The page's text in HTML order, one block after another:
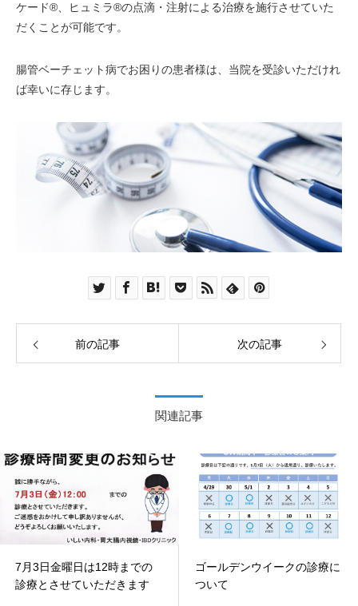
ケード®、ヒュミラ®の点滴・注射による治療を施行させていた
だくことが可能です。
腸管ベーチェット病でお困りの患者様は、当院を受診いただけれ
ば幸いに存じます。
前の記事 次の記事
関連記事
7月3日金曜日は12時までの
診療とさせていただきます
ゴールデンウイークの診療に
ついて